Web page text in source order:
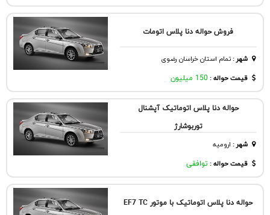
فروش حواله دنا پلاس اتومات
شهر:تمام استان خراسان رضوی
قیمت حواله : 150 میلیون
حواله دنا پلاس اتوماتیک آپشنال
توربوشارژ
شهر: اروميه
قیمت حواله : توافقی
حواله دنا پلاس اتوماتیک با موتور EF7 TC